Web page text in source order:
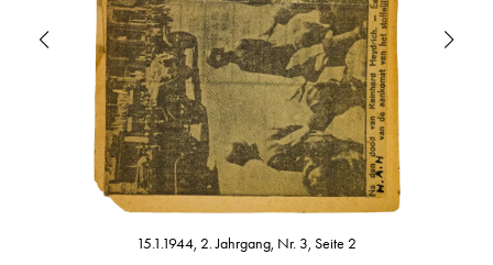
15.1.1944, 2. Jahrgang, Nr. 3, Seite 2